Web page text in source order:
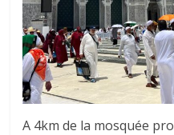
A 4km de la mosquée